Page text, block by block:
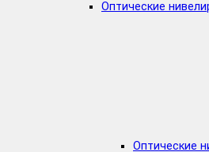
Оптические
Оптические